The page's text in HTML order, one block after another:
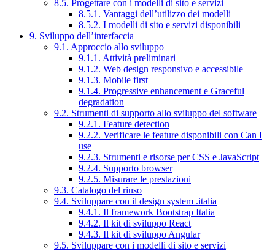
8.5. Progettare con i modelli di sito e servizi
8.5.1. Vantaggi dell’utilizzo dei modelli
8.5.2. I modelli di sito e servizi disponibili
9. Sviluppo dell’interfaccia
9.1. Approccio allo sviluppo
9.1.1. Attività preliminari
9.1.2. Web design responsivo e accessibile
9.1.3. Mobile first
9.1.4. Progressive enhancement e Graceful
degradation
9.2. Strumenti di supporto allo sviluppo del software
9.2.1. Feature detection
9.2.2. Verificare le feature disponibili con Can I
use
9.2.3. Strumenti e risorse per CSS e JavaScript
9.2.4. Supporto browser
9.2.5. Misurare le prestazioni
9.3. Catalogo del riuso
9.4. Sviluppare con il design system .italia
9.4.1. Il framework Bootstrap Italia
9.4.2. Il kit di sviluppo React
9.4.3. Il kit di sviluppo Angular
9.5. Sviluppare con i modelli di sito e servizi